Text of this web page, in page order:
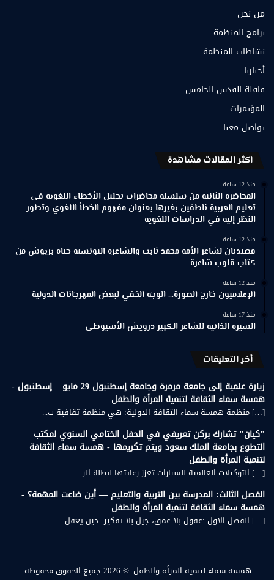
من نحن
برامج المنظمة
نشاطات المنظمة
أخبارنا
قافلة القدس الخامس
المؤتمرات
تواصل معنا
اكثر المقالات مشاهدة
منذ 12 ساعة
المحاضرة الثانية من سلسلة محاضرات تحليل الأخطاء اللغوية في
تعليم العربية ناطقين بغيرها بعنوان مفهوم الخطأ اللغوي وتطور
النظر إليه في الدراسات اللغوية
منذ 12 ساعة
قصيدتان لشاعر الأمة محمد ثابت والشاعرة التونسية حياة بربوش من
كتاب قلوب شاعرة
منذ 12 ساعة
الإعلاميون خارج الصورة… الوجه الخفي لبعض المهرجانات الدولية
منذ 17 ساعة
السيرة الذاتية للشاعر الكبير درويش الأسيوطي
أخر التعليقات
زيارة علمية إلى جامعة مرمرة وجامعة إسطنبول 29 مايو – إسطنبول -
همسة سماء الثقافة لتنمية المرأة والطفل
[…] منظمة همسة سماء الثقافة الدولية: هي منظمة ثقافية ت...
"كيان" تشارك بركن تعريفي في الحفل الختامي السنوي لمكتب
التطوع بجامعة الملك سعود ويتم تكريمها - همسة سماء الثقافة
لتنمية المرأة والطفل
[…] التوكيلات العالمية للسيارات تعزز رعايتها لبطلة الر...
الفصل الثالث: المدرسة بين التربية والتعليم — أين ضاعت المهمة؟ -
همسة سماء الثقافة لتنمية المرأة والطفل
[…] الفصل الاول :عقول بلا عمق، جيل بلا تفكير- حين يغفل...
همسة سماء لتنمية المرأة والطفل. © 2026 جميع الحقوق محفوظة.